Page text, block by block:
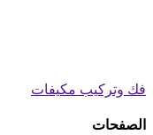
فك وتركيب مكيفات
الصفحات